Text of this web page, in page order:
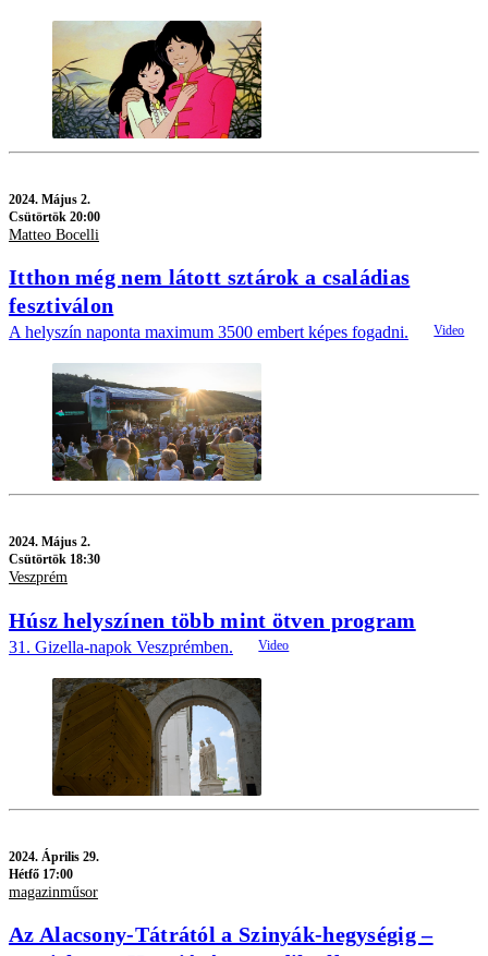
2024. Május 2.
Csütörtök 20:00
Matteo Bocelli
Itthon még nem látott sztárok a családias
fesztiválon
A helyszín naponta maximum 3500 embert képes fogadni.
2024. Május 2.
Csütörtök 18:30
Veszprém
Húsz helyszínen több mint ötven program
31. Gizella-napok Veszprémben.
2024. Április 29.
Hétfő 17:00
magazinműsor
Az Alacsony-Tátrától a Szinyák-hegységig –